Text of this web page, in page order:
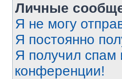
Личные
Я не могу
Я постоянно
Я получил спам
конференции!